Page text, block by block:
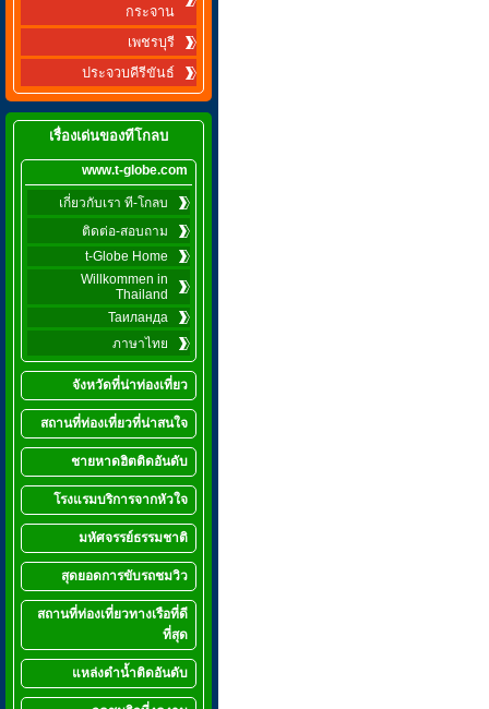
กระจาน
เพชรบุรี
ประจวบคีรีขันธ์
เรื่องเด่นของทีโกลบ
www.t-globe.com
เกี่ยวกับเรา ที-โกลบ
ติดต่อ-สอบถาม
t-Globe Home
Willkommen in
Thailand
Таиланда
ภาษาไทย
จังหวัดที่น่าท่องเที่ยว
สถานที่ท่องเที่ยวที่น่าสนใจ
ชายหาดฮิตติดอันดับ
โรงแรมบริการจากหัวใจ
มหัศจรรย์ธรรมชาติ
สุดยอดการขับรถชมวิว
สถานที่ท่องเที่ยวทางเรือที่ดี
ที่สุด
แหล่งดำน้ำติดอันดับ